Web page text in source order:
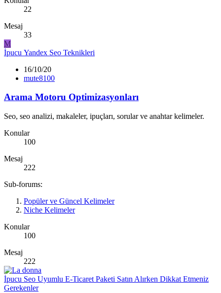
22
Mesaj
33
M
İpucu Yandex Seo Teknikleri
16/10/20
mute8100
Arama Motoru Optimizasyonları
Seo, seo analizi, makaleler, ipuçları, sorular ve anahtar kelimeler.
Konular
100
Mesaj
222
Sub-forums:
Popüler ve Güncel Kelimeler
Niche Kelimeler
Konular
100
Mesaj
222
İpucu Seo Uyumlu E-Ticaret Paketi Satın Alırken Dikkat Etmeniz
Gerekenler